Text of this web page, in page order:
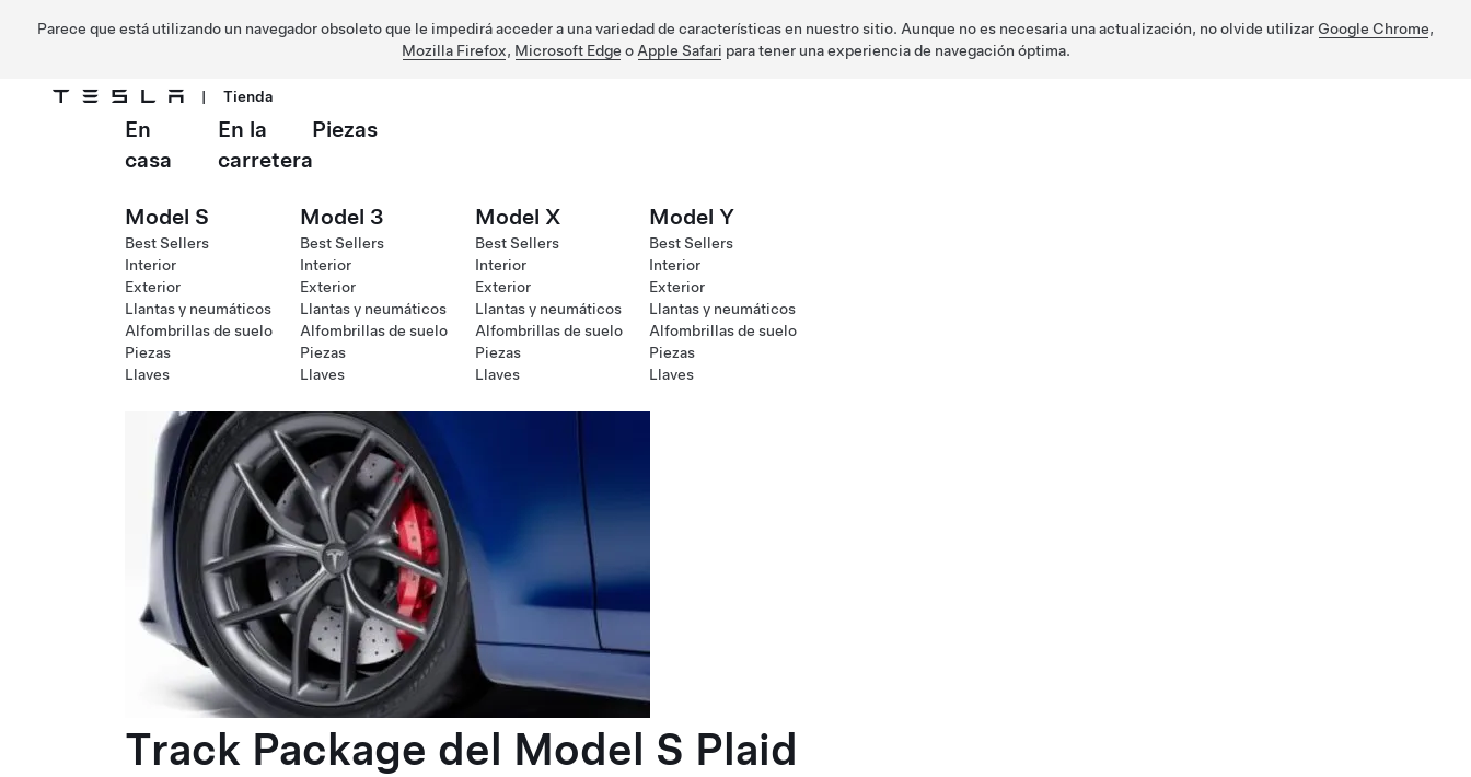
Parece que está utilizando un navegador obsoleto que le impedirá acceder a una variedad de características en nuestro sitio. Aunque no es necesaria una actualización, no olvide utilizar Google Chrome,
Mozilla Firefox, Microsoft Edge o Apple Safari para tener una experiencia de navegación óptima.
Ir al contenido principal
| Tienda
En
casa
En la
carretera
Piezas
Model S
Best Sellers
Interior
Exterior
Llantas y neumáticos
Alfombrillas de suelo
Piezas
Llaves
Model 3
Best Sellers
Interior
Exterior
Llantas y neumáticos
Alfombrillas de suelo
Piezas
Llaves
Model X
Best Sellers
Interior
Exterior
Llantas y neumáticos
Alfombrillas de suelo
Piezas
Llaves
Model Y
Best Sellers
Interior
Exterior
Llantas y neumáticos
Alfombrillas de suelo
Piezas
Llaves
Track Package del Model S Plaid